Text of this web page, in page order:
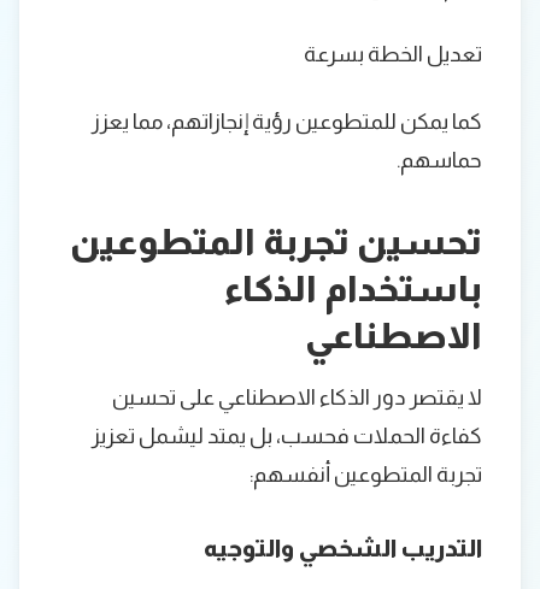
تعديل الخطة بسرعة
كما يمكن للمتطوعين رؤية إنجازاتهم، مما يعزز
حماسهم.
تحسين تجربة المتطوعين
باستخدام الذكاء
الاصطناعي
لا يقتصر دور الذكاء الاصطناعي على تحسين
كفاءة الحملات فحسب، بل يمتد ليشمل تعزيز
تجربة المتطوعين أنفسهم:
التدريب الشخصي والتوجيه